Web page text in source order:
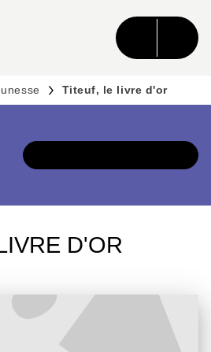
CONTENU
Titeuf, le livre d'or
D'OR